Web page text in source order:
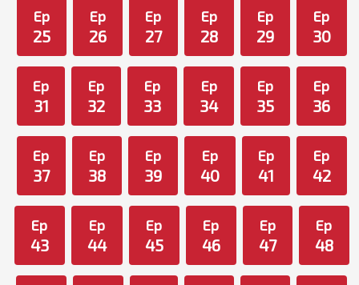
Ep
25
Ep
26
Ep
27
Ep
28
Ep
29
Ep
30
Ep
31
Ep
32
Ep
33
Ep
34
Ep
35
Ep
36
Ep
37
Ep
38
Ep
39
Ep
40
Ep
41
Ep
42
Ep
43
Ep
44
Ep
45
Ep
46
Ep
47
Ep
48